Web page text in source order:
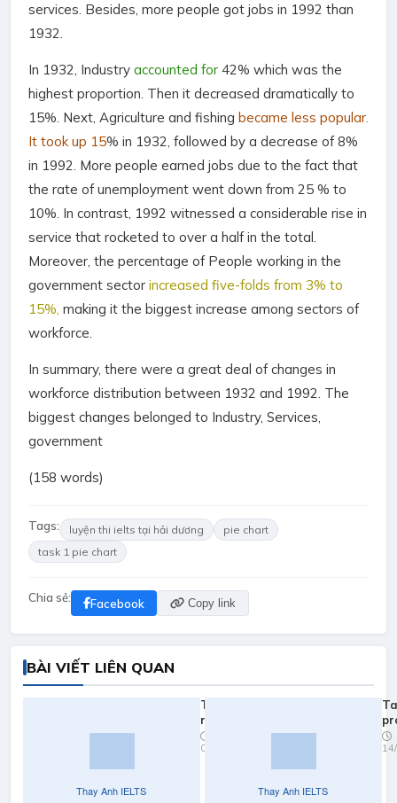
services. Besides, more people got jobs in 1992 than
1932.
In 1932, Industry accounted for 42% which was the
highest proportion. Then it decreased dramatically to
15%. Next, Agriculture and fishing became less popular.
It took up 15% in 1932, followed by a decrease of 8%
in 1992. More people earned jobs due to the fact that
the rate of unemployment went down from 25 % to
10%. In contrast, 1992 witnessed a considerable rise in
service that rocketed to over a half in the total.
Moreover, the percentage of People working in the
government sector increased five-folds from 3% to
15%, making it the biggest increase among sectors of
workforce.
In summary, there were a great deal of changes in
workforce distribution between 1932 and 1992. The
biggest changes belonged to Industry, Services,
government
(158 words)
Tags: luyện thi ielts tại hải dương
pie chart
task 1 pie chart
Chia sẻ: Facebook Copy link
BÀI VIẾT LIÊN QUAN
Task 1
revision
part 1
04/05/2023